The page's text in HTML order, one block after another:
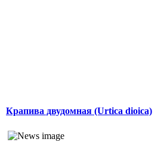
Крапива двудомная (Urtica dioica)